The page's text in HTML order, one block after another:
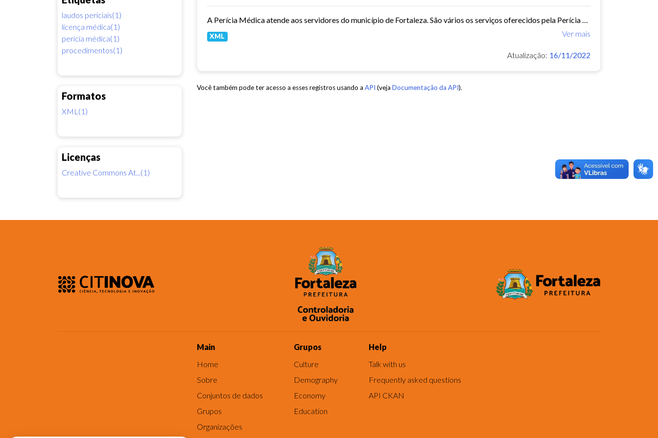
laudos periciais(1)
licença médica(1)
perícia médica(1)
procedimentos(1)
Formatos
XML(1)
Licenças
Creative Commons At...(1)
A Perícia Médica atende aos servidores do município de Fortaleza. São vários os serviços oferecidos pela Perícia Médica do IPM, como: avaliação da aptidão dos candidatos ao...
Ver mais
XML
Atualização: 16/11/2022
Você também pode ter acesso a esses registros usando a API (veja Documentação da API).
Main
Home
Sobre
Conjuntos de dados
Grupos
Organizações
Grupos
Culture
Demography
Economy
Education
Help
Talk with us
Frequently asked questions
API CKAN